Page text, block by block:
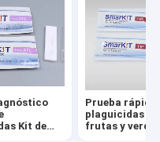
y mariscos
y aves de corral
Kit de
Prueba rápida
plaguicidas
frutas y